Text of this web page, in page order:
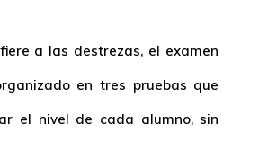
a las destrezas, el examen
en tres pruebas que
el nivel de cada alumno, sin